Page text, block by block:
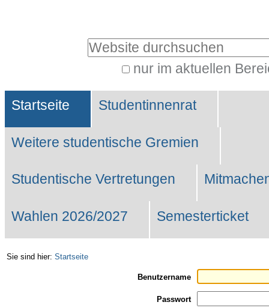
Website durchsuchen
nur im aktuellen
Suche…
Sektionen
Startseite Studentinnenrat
Weitere studentische Gremien
Studentische Vertretungen
Wahlen 2026/2027 Semesterticket
Sie sind hier: Startseite
Benutzername
Passwort